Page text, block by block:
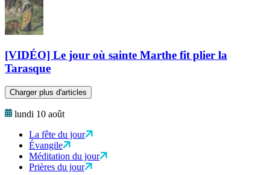
[VIDÉO] Le jour où sainte Marthe fit plier la
Tarasque
Charger plus d'articles
lundi 10 août
La fête du jour
Évangile
Méditation du jour
Prières du jour